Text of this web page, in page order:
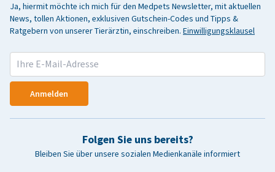
Ja, hiermit möchte ich mich für den Medpets Newsletter, mit aktuellen
News, tollen Aktionen, exklusiven Gutschein-Codes und Tipps &
Ratgebern von unserer Tierärztin, einschreiben. Einwilligungsklausel
Anmelden
Folgen Sie uns bereits?
Bleiben Sie über unsere sozialen Medienkanäle informiert